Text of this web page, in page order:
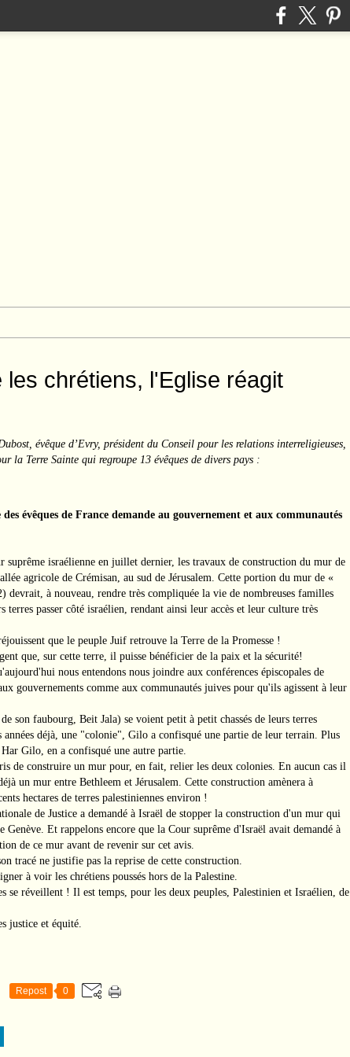
les chrétiens, l'Eglise réagit
évêque d’Evry, président du Conseil pour les relations interreligieuses,
la Terre Sainte qui regroupe 13 évêques de divers pays :
évêques de France demande au gouvernement et aux communautés
suprême israélienne en juillet dernier, les travaux de construction du mur de
agricole de Crémisan, au sud de Jérusalem. Cette portion du mur de «
devrait, à nouveau, rendre très compliquée la vie de nombreuses familles
terres passer côté israélien, rendant ainsi leur accès et leur culture très
que le peuple Juif retrouve la Terre de la Promesse !
que, sur cette terre, il puisse bénéficier de la paix et la sécurité!
nous entendons nous joindre aux conférences épiscopales de
gouvernements comme aux communautés juives pour qu'ils agissent à leur
son faubourg, Beit Jala) se voient petit à petit chassés de leurs terres
années déjà, une "colonie", Gilo a confisqué une partie de leur terrain. Plus
Gilo, en a confisqué une autre partie.
de construire un mur pour, en fait, relier les deux colonies. En aucun cas il
un mur entre Bethleem et Jérusalem. Cette construction amènera à
hectares de terres palestiniennes environ !
de Justice a demandé à Israël de stopper la construction d'un mur qui
Genève. Et rappelons encore que la Cour suprême d'Israël avait demandé à
de ce mur avant de revenir sur cet avis.
tracé ne justifie pas la reprise de cette construction.
à voir les chrétiens poussés hors de la Palestine.
se réveillent ! Il est temps, pour les deux peuples, Palestinien et Israélien, de
justice et équité.
Repost 0